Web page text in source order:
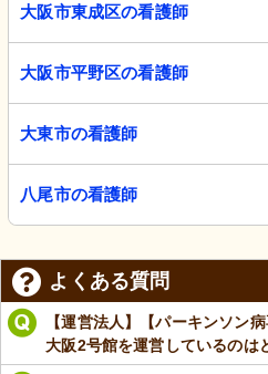
大阪市東成区の看護師
大阪市平野区の看護師
大東市の看護師
八尾市の看護師
よくある質問
【運営法人】【パーキンソン
大阪2号館を運営しているのは